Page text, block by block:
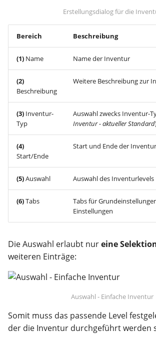
Gruppen & Rechte
Kategorien & Customizing
Labelling
Inventarisierung
Protokolle / CI
Mobile Nutzung
Ansprechpartners
Reports
Weiteres
Gruppen & Rechte
Verträge
Lagerwirtschaft
Einkauf
Protokolle
Personal
Service Portal
Migration
Grundeinstellungen
E-Mail
Erstellungsdialog für die
Bereich Beschreibung
(1) Name Name der Inventur
(2)
Beschreibung
Weitere Beschreibung zur
(3) Inventur-
Typ
Auswahl zwecks Inventur-
Inventur - aktueller Standard
(4)
Start/Ende
Start und Ende der Inventur
(5)Auswahl Auswahl des Inventurlevels
(6)Tabs
Tabs für
Einstellungen
Die Auswahl erlaubt nureine
weiteren Einträge:
Auswahl - Einfache Inventur
Somit muss das passende Level
der die Inventur durchgeführt werden